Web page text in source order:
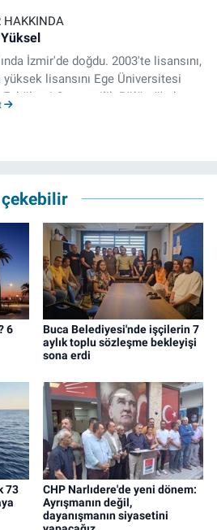
HAKKINDA
İzmir'de doğdu. 2003'te lisansını,
yüksek lisansını Ege Üniversitesi
Gazetecilik Bölümü'nde
hareketle yazdığı "İdeoloji ve
Hayatta Milliyetçilik" adlı kitabı,
olarak görev yapmaktadır.
6
Buca Belediyesi'nde işçilerin 7
aylık toplu sözleşme bekleyişi
sona erdi
73
CHP Narlıdere'de yeni dönem:
Ayrışmanın değil,
dayanışmanın siyasetini